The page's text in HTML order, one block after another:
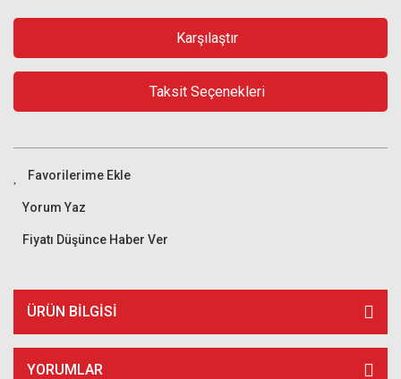
Karşılaştır
Taksit Seçenekleri
Yorum Yaz
Fiyatı Düşünce Haber Ver
ÜRÜN BILGISI
YORUMLAR